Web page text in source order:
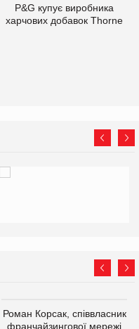
P&G купує виробника
харчових добавок Thorne
Роман Корсак, співвласник
франчайзингової мережі